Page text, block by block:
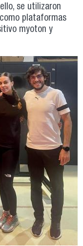
se utilizaron
plataformas
myoton y